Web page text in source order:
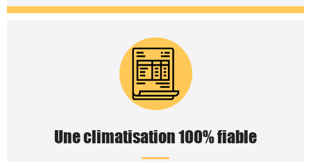
Une climatisation 100% fiable